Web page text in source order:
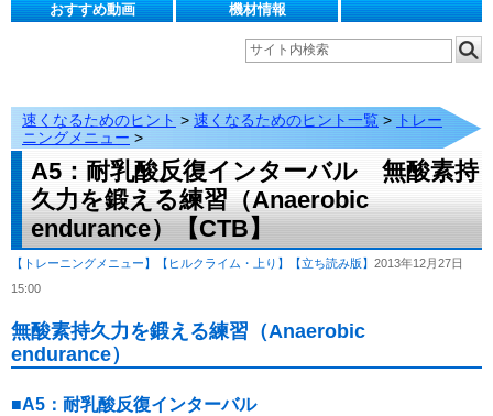
おすすめ動画
機材情報
速くなるためのヒント > 速くなるためのヒント一覧 > トレー
ニングメニュー >
A5：耐乳酸反復インターバル 無酸素持
久力を鍛える練習（Anaerobic
endurance）【CTB】
【トレーニングメニュー】 【ヒルクライム・上り】 【立ち読み版】 2013年12月27日
15:00
無酸素持久力を鍛える練習（Anaerobic
endurance）
■A5：耐乳酸反復インターバル